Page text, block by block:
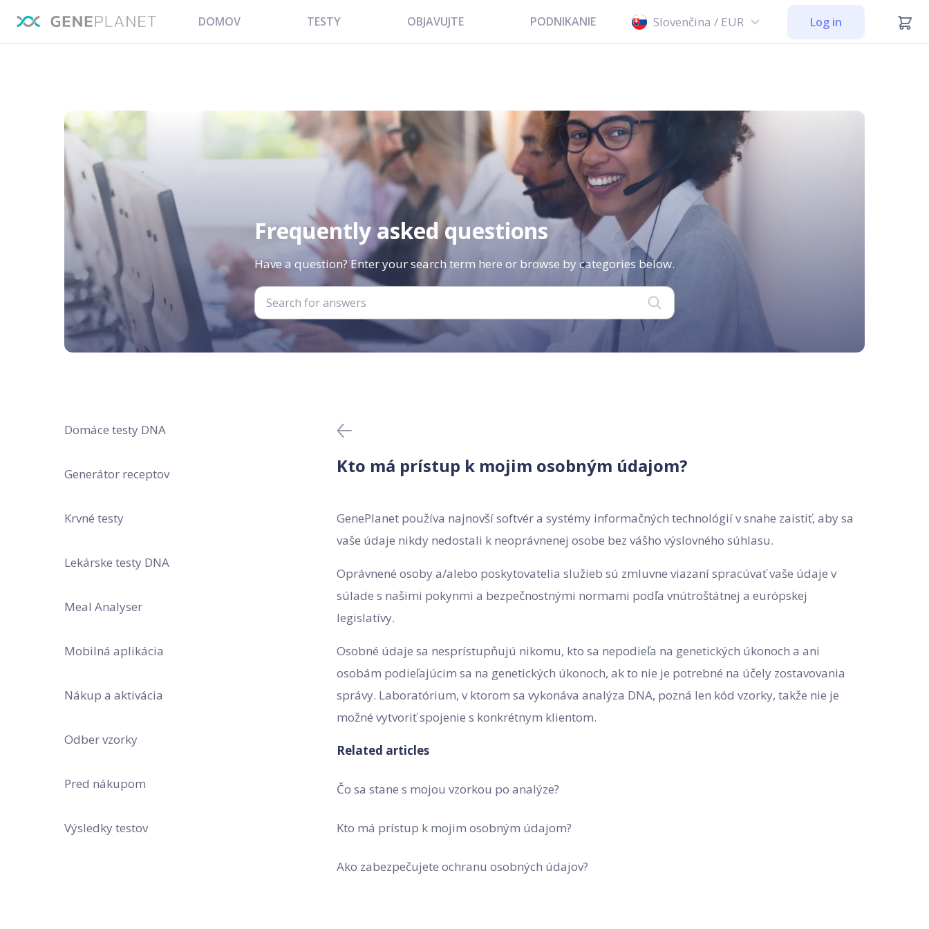
DOMOV TESTY OBJAVUJTE PODNIKANIE Slovenčina / EUR Log in
Frequently asked questions
Have a question? Enter your search term here or browse by categories below.
Domáce testy DNA
Generátor receptov
Krvné testy
Lekárske testy DNA
Meal Analyser
Mobilná aplikácia
Nákup a aktivácia
Odber vzorky
Pred nákupom
Výsledky testov
Kto má prístup k mojim osobným údajom?
GenePlanet používa najnovší softvér a systémy informačných technológií v snahe zaistiť, aby sa
vaše údaje nikdy nedostali k neoprávnenej osobe bez vášho výslovného súhlasu.
Oprávnené osoby a/alebo poskytovatelia služieb sú zmluvne viazaní spracúvať vaše údaje v
súlade s našimi pokynmi a bezpečnostnými normami podľa vnútroštátnej a európskej
legislatívy.
Osobné údaje sa nesprístupňujú nikomu, kto sa nepodieľa na genetických úkonoch a ani
osobám podieľajúcim sa na genetických úkonoch, ak to nie je potrebné na účely zostavovania
správy. Laboratórium, v ktorom sa vykonáva analýza DNA, pozná len kód vzorky, takže nie je
možné vytvoriť spojenie s konkrétnym klientom.
Related articles
Čo sa stane s mojou vzorkou po analýze?
Kto má prístup k mojim osobným údajom?
Ako zabezpečujete ochranu osobných údajov?